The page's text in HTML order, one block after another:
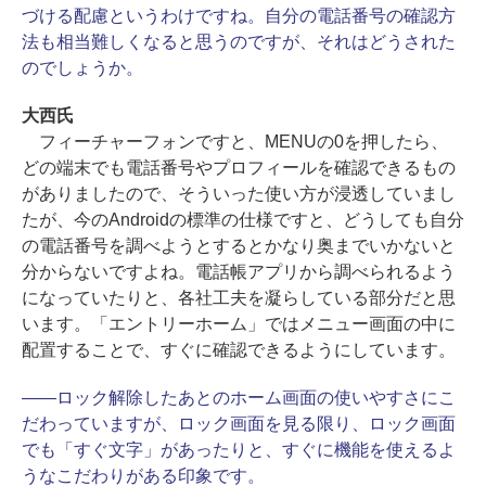
づける配慮というわけですね。自分の電話番号の確認方
法も相当難しくなると思うのですが、それはどうされた
のでしょうか。
大西氏
フィーチャーフォンですと、MENUの0を押したら、
どの端末でも電話番号やプロフィールを確認できるもの
がありましたので、そういった使い方が浸透していまし
たが、今のAndroidの標準の仕様ですと、どうしても自分
の電話番号を調べようとするとかなり奥までいかないと
分からないですよね。電話帳アプリから調べられるよう
になっていたりと、各社工夫を凝らしている部分だと思
います。「エントリーホーム」ではメニュー画面の中に
配置することで、すぐに確認できるようにしています。
――ロック解除したあとのホーム画面の使いやすさにこ
だわっていますが、ロック画面を見る限り、ロック画面
でも「すぐ文字」があったりと、すぐに機能を使えるよ
うなこだわりがある印象です。